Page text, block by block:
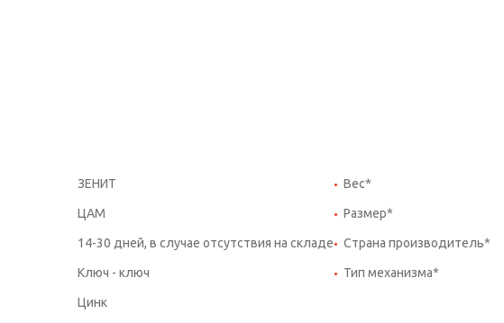
ЗЕНИТ Вес*
ЦАМ Размер*
14-30 дней, в случае отсутствия на складе Страна производитель*
Ключ - ключ Тип механизма*
Цинк